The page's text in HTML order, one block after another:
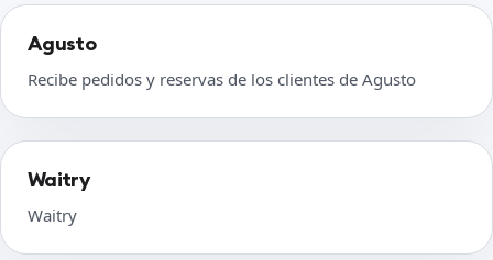
Agusto
Recibe pedidos y reservas de los clientes de Agusto
Waitry
Waitry